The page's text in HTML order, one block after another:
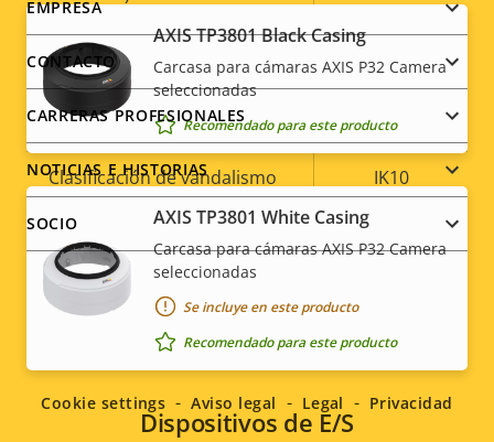
Temperatura de
funcionamiento
0 to 50 °C
Preparada para exterior –
Clasificación de vandalismo IK10
Clasificación IP
Diseñado para repintar
Sostenibilidad PVC free
AXIS TP3801 Black Casing
Carcasa para cámaras AXIS P32 Camera
seleccionadas
Recomendado para este producto
AXIS TP3801 White Casing
Carcasa para cámaras AXIS P32 Camera
seleccionadas
Se incluye en este producto
Recomendado para este producto
Dispositivos de E/S
Footer
menu
EMPRESA
CONTACTO
CARRERAS PROFESIONALES
NOTICIAS E HISTORIAS
SOCIO
Social
menu
Cookie settings Aviso legal Legal Privacidad